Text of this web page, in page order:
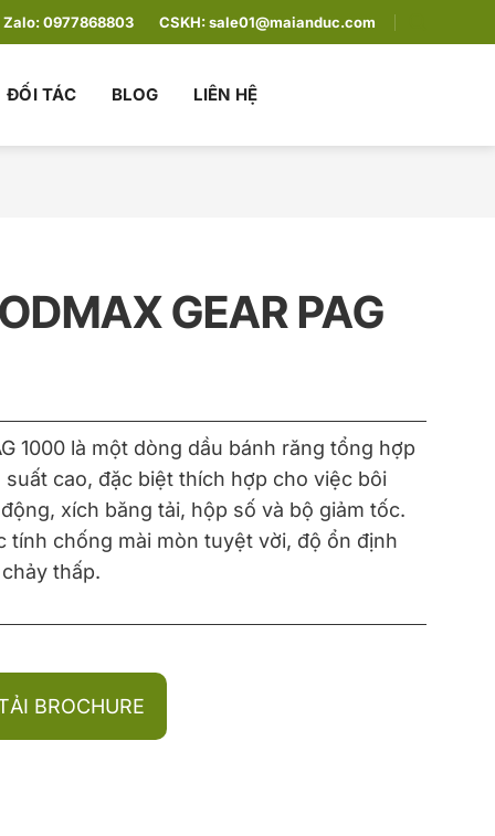
Zalo:0977868803 CSKH:sale01@maianduc.com
ĐỐI TÁC BLOG LIÊN HỆ
GEAR PAG
1000 là một dòng dầu bánh răng tổng hợp
cao, đặc biệt thích hợp cho việc bôi
xích băng tải, hộp số và bộ giảm tốc.
tính chống mài mòn tuyệt vời, độ ổn định
thấp.
BROCHURE